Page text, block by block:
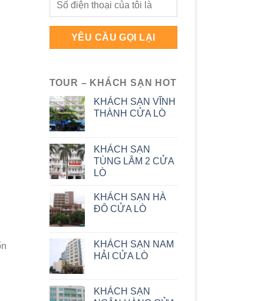
TOUR – KHÁCH SẠN HOT
KHÁCH SẠN VĨNH
THÀNH CỬA LÒ
KHÁCH SẠN
TÙNG LÂM 2 CỬA
LÒ
KHÁCH SẠN HÀ
ĐÔ CỬA LÒ
KHÁCH SẠN NAM
HẢI CỬA LÒ
KHÁCH SẠN